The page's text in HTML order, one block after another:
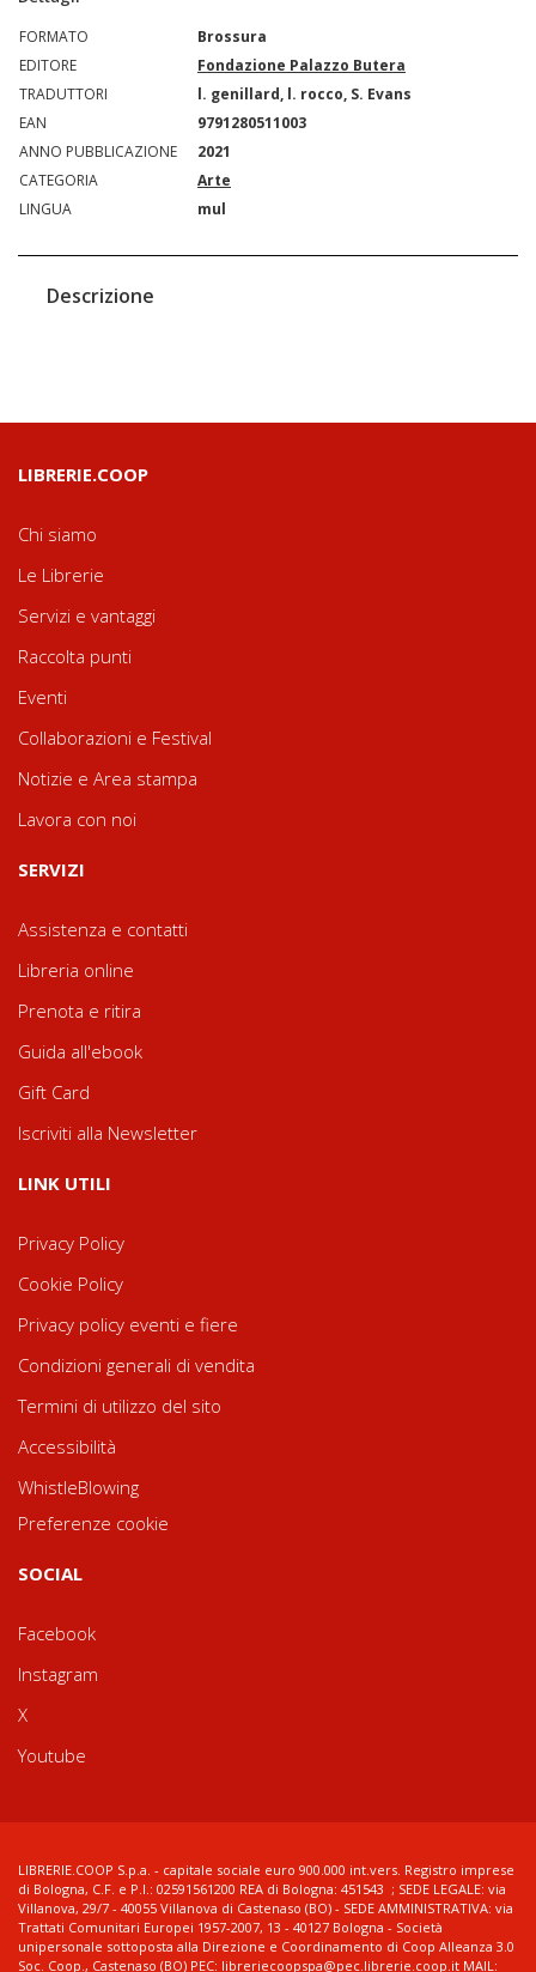
FORMATO
Brossura
EDITORE
Fondazione Palazzo Butera
TRADUTTORI
l. genillard, l. rocco, S. Evans
EAN
9791280511003
ANNO PUBBLICAZIONE
2021
CATEGORIA
Arte
LINGUA
mul
Descrizione
LIBRERIE.COOP
Chi siamo
Le Librerie
Servizi e vantaggi
Raccolta punti
Eventi
Collaborazioni e Festival
Notizie e Area stampa
Lavora con noi
SERVIZI
Assistenza e contatti
Libreria online
Prenota e ritira
Guida all'ebook
Gift Card
Iscriviti alla Newsletter
LINK UTILI
Privacy Policy
Cookie Policy
Privacy policy eventi e fiere
Condizioni generali di vendita
Termini di utilizzo del sito
Accessibilità
WhistleBlowing
Preferenze cookie
SOCIAL
Facebook
Instagram
X
Youtube
LIBRERIE.COOP S.p.a. - capitale sociale euro 900.000 int.vers. Registro imprese
di Bologna, C.F. e P.I.: 02591561200 REA di Bologna: 451543 ; SEDE LEGALE: via
Villanova, 29/7 - 40055 Villanova di Castenaso (BO) - SEDE AMMINISTRATIVA: via
Trattati Comunitari Europei 1957-2007, 13 - 40127 Bologna - Società
unipersonale sottoposta alla Direzione e Coordinamento di Coop Alleanza 3.0
Soc. Coop., Castenaso (BO) PEC: libreriecoopspa@pec.librerie.coop.it MAIL: